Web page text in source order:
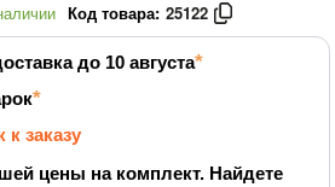
Код товара: 25122
до 10 августа
заказу
цены на комплект. Найдете